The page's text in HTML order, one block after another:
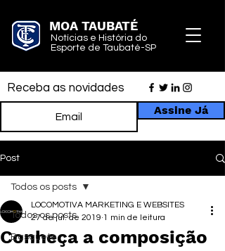
MOA TAUBATÉ
Notícias e História do
Esporte de Taubaté-SP
Receba as novidades
Assine Já
Post
Todos os posts
Basquete
Todos os posts
Conheça a composição
LOCOMOTIVA MARKETING E WEBSITES
27 de jul. de 2019 1 min de leitura